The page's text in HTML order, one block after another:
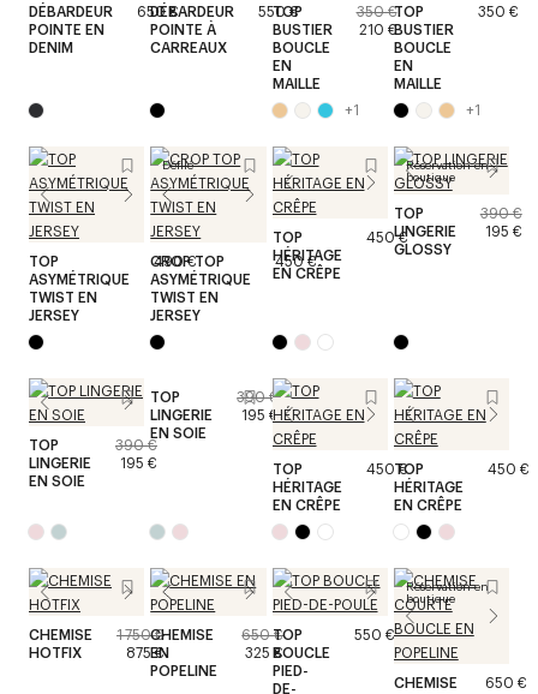
DÉBARDEUR
POINTE EN
DENIM
650 €
DÉBARDEUR
POINTE À
CARREAUX
550 €
TOP
BUSTIER
BOUCLE
EN
MAILLE
350 €
210 €
+1
TOP
BUSTIER
BOUCLE
EN
MAILLE
350 €
+1
TOP
ASYMÉTRIQUE
TWIST EN
JERSEY
490 €
Défilé
CROP TOP
ASYMÉTRIQUE
TWIST EN
JERSEY
450 €
TOP
HÉRITAGE
EN CRÊPE
450 €
Réservation en
boutique
TOP
LINGERIE
GLOSSY
390 €
195 €
TOP
LINGERIE
EN SOIE
390 €
195 €
TOP
LINGERIE
EN SOIE
390 €
195 €
TOP
HÉRITAGE
EN CRÊPE
450 €TOP
HÉRITAGE
EN CRÊPE
450 €
CHEMISE
HOTFIX
1 750 €
875 €
CHEMISE
EN
POPELINE
650 €
325 €
TOP
BOUCLE
PIED-
DE-
550 €
Réservation en
boutique
CHEMISE
650 €